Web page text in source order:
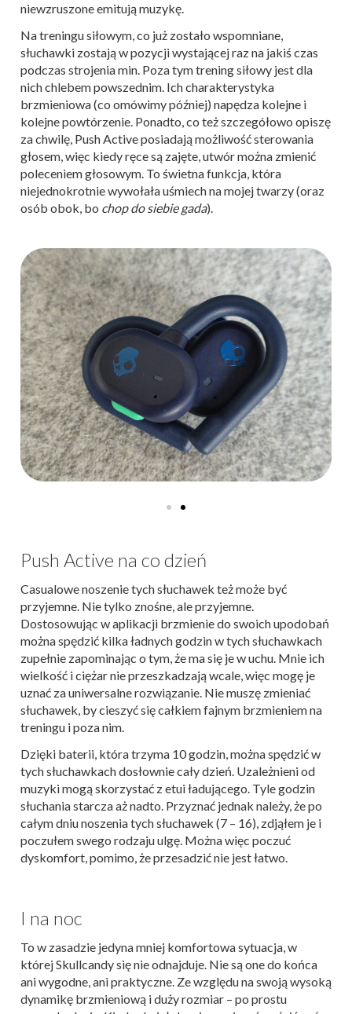
niewzruszone emitują muzykę.
Na treningu siłowym, co już zostało wspomniane,
słuchawki zostają w pozycji wystającej raz na jakiś czas
podczas strojenia min. Poza tym trening siłowy jest dla
nich chlebem powszednim. Ich charakterystyka
brzmieniowa (co omówimy później) napędza kolejne i
kolejne powtórzenie. Ponadto, co też szczegółowo opiszę
za chwilę, Push Active posiadają możliwość sterowania
głosem, więc kiedy ręce są zajęte, utwór można zmienić
poleceniem głosowym. To świetna funkcja, która
niejednokrotnie wywołała uśmiech na mojej twarzy (oraz
osób obok, bo chop do siebie gada).
Push Active na co dzień
Casualowe noszenie tych słuchawek też może być
przyjemne. Nie tylko znośne, ale przyjemne.
Dostosowując w aplikacji brzmienie do swoich upodobań
można spędzić kilka ładnych godzin w tych słuchawkach
zupełnie zapominając o tym, że ma się je w uchu. Mnie ich
wielkość i ciężar nie przeszkadzają wcale, więc mogę je
uznać za uniwersalne rozwiązanie. Nie muszę zmieniać
słuchawek, by cieszyć się całkiem fajnym brzmieniem na
treningu i poza nim.
Dzięki baterii, która trzyma 10 godzin, można spędzić w
tych słuchawkach dosłownie cały dzień. Uzależnieni od
muzyki mogą skorzystać z etui ładującego. Tyle godzin
słuchania starcza aż nadto. Przyznać jednak należy, że po
całym dniu noszenia tych słuchawek (7 – 16), zdjąłem je i
poczułem swego rodzaju ulgę. Można więc poczuć
dyskomfort, pomimo, że przesadzić nie jest łatwo.
I na noc
To w zasadzie jedyna mniej komfortowa sytuacja, w
której Skullcandy się nie odnajduje. Nie są one do końca
ani wygodne, ani praktyczne. Ze względu na swoją wysoką
dynamikę brzmieniową i duży rozmiar – po prostu